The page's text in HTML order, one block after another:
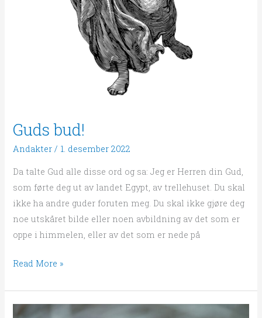
Guds bud!
Andakter / 1. desember 2022
Da talte Gud alle disse ord og sa: Jeg er Herren din Gud,
som førte deg ut av landet Egypt, av trellehuset. Du skal
ikke ha andre guder foruten meg. Du skal ikke gjøre deg
noe utskåret bilde eller noen avbildning av det som er
oppe i himmelen, eller av det som er nede på
Read More »
Deretter!